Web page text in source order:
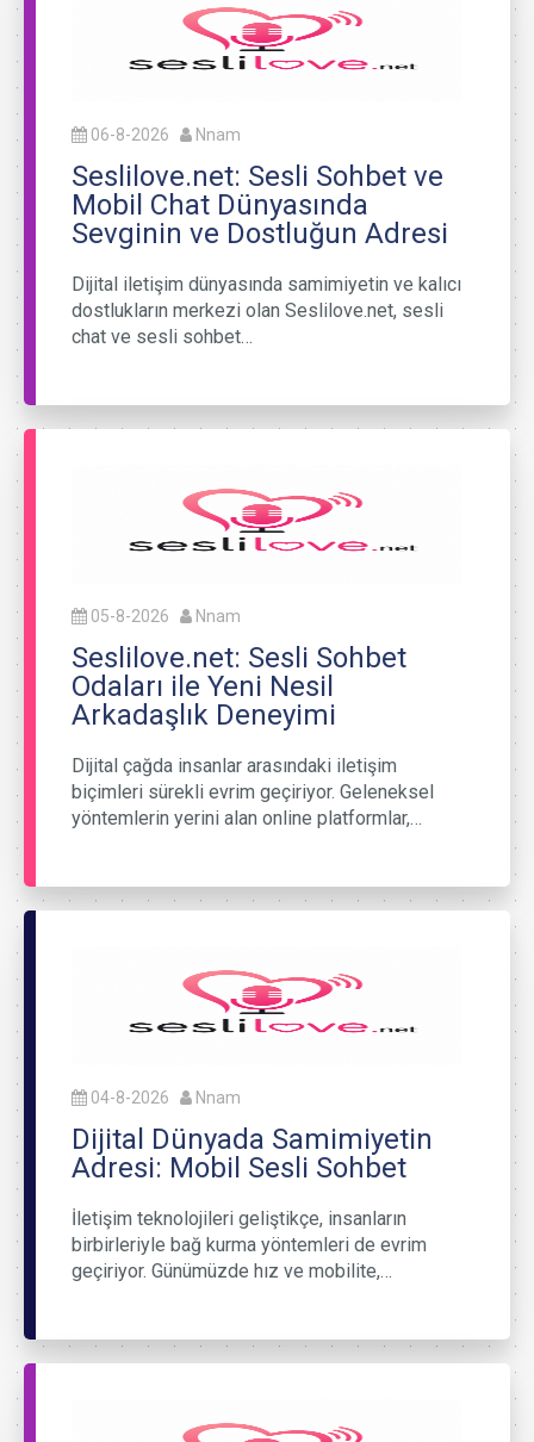
06-8-2026 Nnam
Seslilove.net: Sesli Sohbet ve
Mobil Chat Dünyasında
Sevginin ve Dostluğun Adresi
Dijital iletişim dünyasında samimiyetin ve kalıcı
dostlukların merkezi olan Seslilove.net, sesli
chat ve sesli sohbet…
05-8-2026 Nnam
Seslilove.net: Sesli Sohbet
Odaları ile Yeni Nesil
Arkadaşlık Deneyimi
Dijital çağda insanlar arasındaki iletişim
biçimleri sürekli evrim geçiriyor. Geleneksel
yöntemlerin yerini alan online platformlar,…
04-8-2026 Nnam
Dijital Dünyada Samimiyetin
Adresi: Mobil Sesli Sohbet
İletişim teknolojileri geliştikçe, insanların
birbirleriyle bağ kurma yöntemleri de evrim
geçiriyor. Günümüzde hız ve mobilite,…